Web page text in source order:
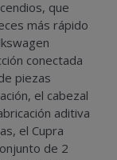
que
más rápido
conectada
piezas
el cabezal
aditiva
el Cupra
de 2